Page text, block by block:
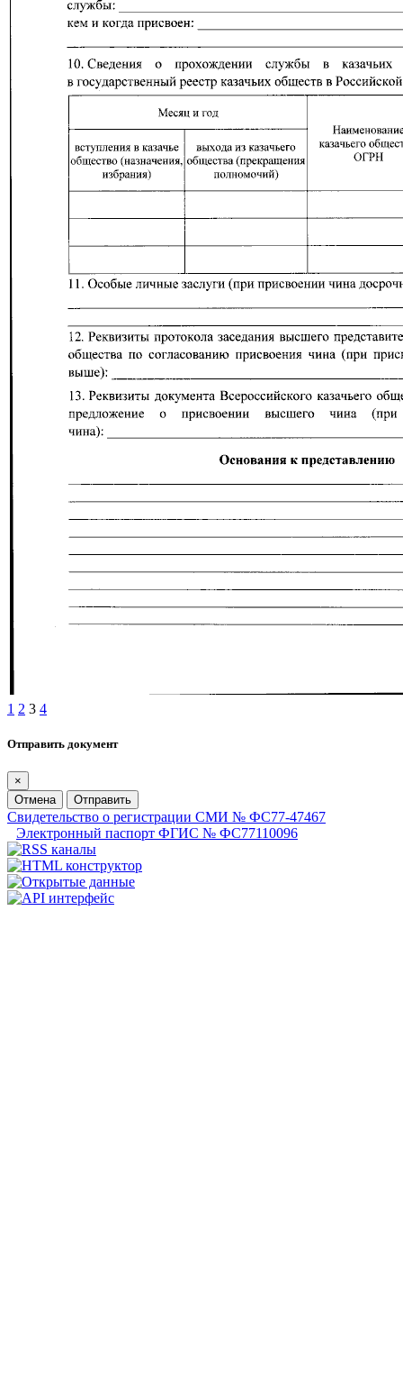
1 2 3 4
Отправить документ
×
Отмена
Отправить
Свидетельство о регистрации СМИ № ФС77-47467
Электронный паспорт ФГИС № ФС77110096